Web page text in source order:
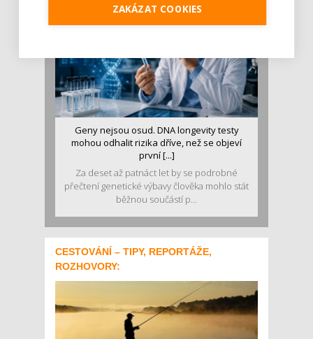
Geny nejsou osud. DNA longevity testy
mohou odhalit rizika dříve, než se objeví
první [...]
Za deset až patnáct let by se podrobné
přečtení genetické výbavy člověka mohlo stát
běžnou součástí p...
CESTOVÁNÍ – TIPY, REPORTÁŽE,
ROZHOVORY:
ZAKÁZAT COOKIES